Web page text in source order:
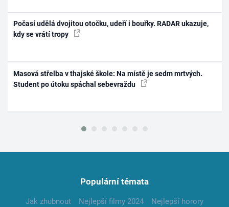
Počasí udělá dvojitou otočku, udeří i bouřky. RADAR ukazuje,
kdy se vrátí tropy
Masová střelba v thajské škole: Na místě je sedm mrtvých.
Student po útoku spáchal sebevraždu
Populární témata
Jak zhubnout Nejlepší filmy 2024
Nejlepší horory